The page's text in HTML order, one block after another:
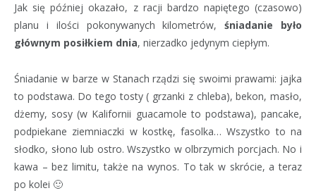
Jak się później okazało, z racji bardzo napiętego (czasowo)
planu i ilości pokonywanych kilometrów,śniadanie było
głównym posiłkiem dnia, nierzadko jedynym ciepłym.
Śniadanie w barze w Stanach rządzi się swoimi prawami: jajka
to podstawa. Do tego tosty ( grzanki z chleba), bekon, masło,
dżemy, sosy (w Kalifornii guacamole to podstawa), pancake,
podpiekane ziemniaczki w kostkę, fasolka… Wszystko to na
słodko, słono lub ostro. Wszystko w olbrzymich porcjach. No i
kawa – bez limitu, także na wynos. To tak w skrócie, a teraz
po kolei 🙂